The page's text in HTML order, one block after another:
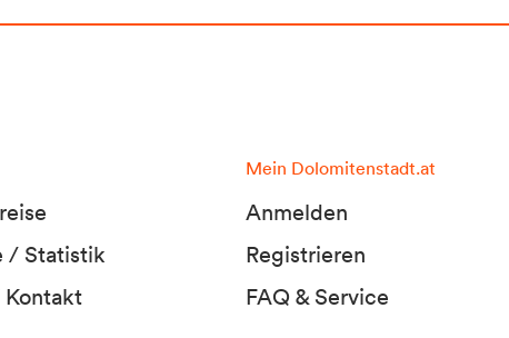
/ Statistik
Mein Dolomitenstadt.at
Anmelden
Registrieren
FAQ & Service